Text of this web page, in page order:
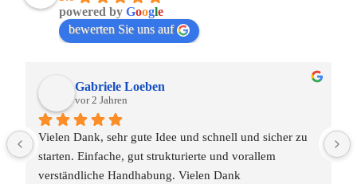
powered by Google
bewerten Sie uns auf
Gabriele Loeben
vor 2 Jahren
Vielen Dank, sehr gute Idee und schnell und sicher zu
starten. Einfache, gut strukturierte und vorallem
verständliche Handhabung. Vielen Dank